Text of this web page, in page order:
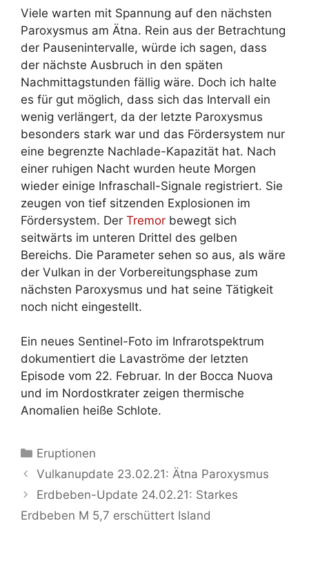
Viele warten mit Spannung auf den nächsten
Paroxysmus am Ätna. Rein aus der Betrachtung
der Pausenintervalle, würde ich sagen, dass
der nächste Ausbruch in den späten
Nachmittagstunden fällig wäre. Doch ich halte
es für gut möglich, dass sich das Intervall ein
wenig verlängert, da der letzte Paroxysmus
besonders stark war und das Fördersystem nur
eine begrenzte Nachlade-Kapazität hat. Nach
einer ruhigen Nacht wurden heute Morgen
wieder einige Infraschall-Signale registriert. Sie
zeugen von tief sitzenden Explosionen im
Fördersystem. Der Tremor bewegt sich
seitwärts im unteren Drittel des gelben
Bereichs. Die Parameter sehen so aus, als wäre
der Vulkan in der Vorbereitungsphase zum
nächsten Paroxysmus und hat seine Tätigkeit
noch nicht eingestellt.
Ein neues Sentinel-Foto im Infrarotspektrum
dokumentiert die Lavaströme der letzten
Episode vom 22. Februar. In der Bocca Nuova
und im Nordostkrater zeigen thermische
Anomalien heiße Schlote.
Kategorien
Eruptionen
Vulkanupdate 23.02.21: Ätna Paroxysmus
Erdbeben-Update 24.02.21: Starkes
Erdbeben M 5,7 erschüttert Island